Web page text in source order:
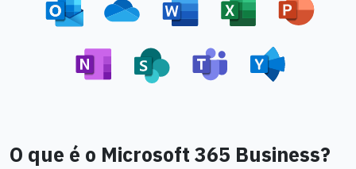
O que é o Microsoft 365 Business?